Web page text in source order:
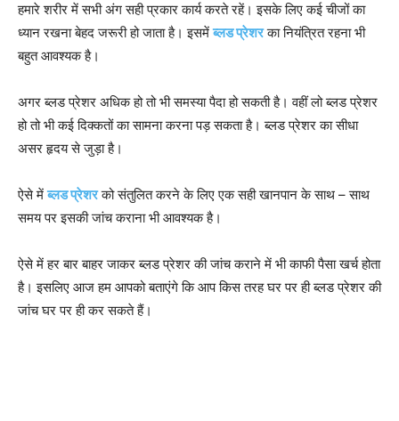
हमारे शरीर में सभी अंग सही प्रकार कार्य करते रहें। इसके लिए कई चीजों का
ध्यान रखना बेहद जरूरी हो जाता है। इसमेंब्लड प्रेशरका नियंत्रित रहना भी
बहुत आवश्यक है।
अगर ब्लड प्रेशर अधिक हो तो भी समस्या पैदा हो सकती है। वहीं लो ब्लड प्रेशर
हो तो भी कई दिक्कतों का सामना करना पड़ सकता है। ब्लड प्रेशर का सीधा
असर हृदय से जुड़ा है।
ऐसे मेंब्लड प्रेशरको संतुलित करने के लिए एक सही खानपान के साथ – साथ
समय पर इसकी जांच कराना भी आवश्यक है।
ऐसे में हर बार बाहर जाकर ब्लड प्रेशर की जांच कराने में भी काफी पैसा खर्च होता
है। इसलिए आज हम आपको बताएंगे कि आप किस तरह घर पर ही ब्लड प्रेशर की
जांच घर पर ही कर सकते हैं।